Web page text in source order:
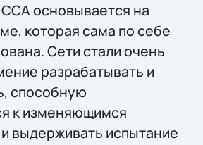
основывается на
которая сама по себе
Сети стали очень
разрабатывать и
способную
к изменяющимся
выдерживать испытание